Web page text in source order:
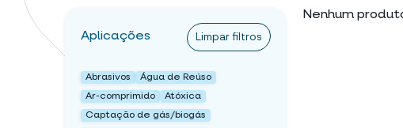
Aplicações Limpar filtros
Abrasivos
Água de Reúso
Ar-comprimido
Atóxica
Captação de gás/biogás
Nenhum